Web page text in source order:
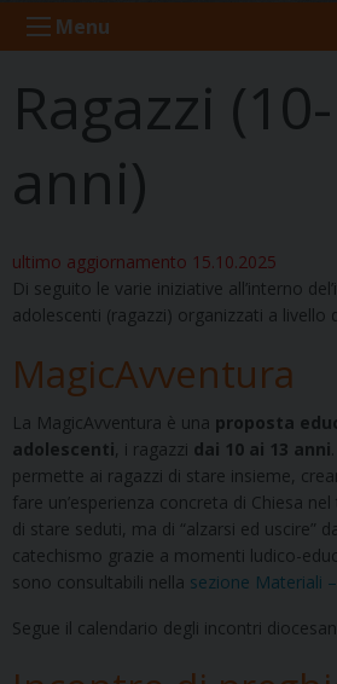
Menu
Ragazzi
anni)
ultimo aggiornamento 15.10.2025
Di seguito le varie iniziative all’interno
adolescenti (ragazzi) organizzati a livello
MagicAvventura
La MagicAvventura è una proposta
adolescenti , i ragazzi dai 10 ai 13 anni
permette ai ragazzi di stare insieme,
fare un’esperienza concreta di Chiesa
di stare seduti, ma di “alzarsi ed uscire”
catechismo grazie a momenti ludico-
sono consultabili nella sezione Materiali
Segue il calendario degli incontri